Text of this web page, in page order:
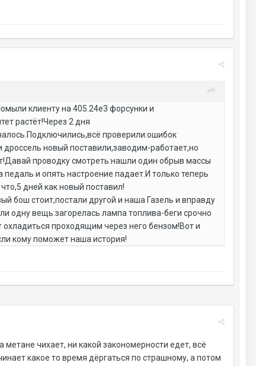
клиенту на 405.24е3 форсунки и
растёт!Через 2 дня
проверили:ошибок
новый поставили,заводим-работает,но
проводку смотреть:нашли один обрыв массы
и опять настроение падает.И только теперь
дней как новый поставил!
бош стоит,постали другой и наша Газель и вправду
одну вещь:загорелась лампа топлива-беги срочно
проходящим через него бензом!Вот и
кому поможет наша история!
чихает, ни какой закономерности едет, всё
какое то время дёргаться по страшному, а потом